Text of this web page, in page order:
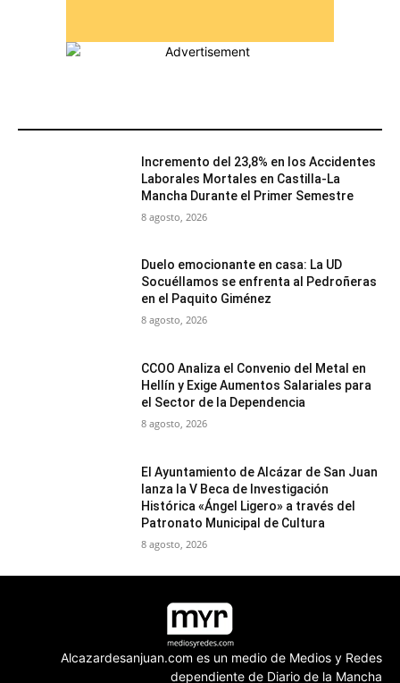
Incremento del 23,8% en los Accidentes
Laborales Mortales en Castilla-La
Mancha Durante el Primer Semestre
8 agosto, 2026
Duelo emocionante en casa: La UD
Socuéllamos se enfrenta al Pedroñeras
en el Paquito Giménez
8 agosto, 2026
CCOO Analiza el Convenio del Metal en
Hellín y Exige Aumentos Salariales para
el Sector de la Dependencia
8 agosto, 2026
El Ayuntamiento de Alcázar de San Juan
lanza la V Beca de Investigación
Histórica «Ángel Ligero» a través del
Patronato Municipal de Cultura
8 agosto, 2026
Alcazardesanjuan.com es un medio de Medios y Redes
dependiente de Diario de la Mancha